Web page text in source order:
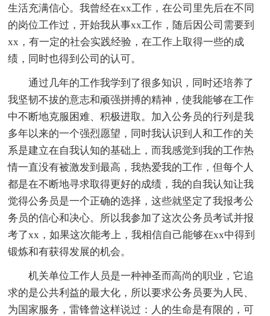
生活充满信心。我曾经在xx工作，在公司里先后在不同
的岗位工作过，开始我从事xx工作，随后因公司需要到
xx，有一定的社会实践经验，在工作上取得一些的成
绩，同时也得到公司的认可。
通过几年的工作我学到了很多知识，同时还培养了
我坚韧不拔的意志和顽强拼搏的精神，使我能够在工作
中不断地克服困难、积极进取。加入公务员的行列是我
多年以来的一个强烈愿望，同时我认识到人和工作的关
系是建立在自我认知的基础上，而我感觉到我的工作热
情一直没有被激发到最高，我热爱我的工作，但每个人
都是在不断地寻求取得更好的成绩，我的自我认知让我
觉得公务员是一个正确的选择，这些就坚定了我报考公
务员的信心和决心。所以我参加了这次公务员考试并报
考了xx，如果这次能考上，我相信自己能够在xx中得到
锻炼和有获得发展的机会。
机关单位工作人员是一种神圣而高尚的职业，它追
求的是公共利益的最大化，所以要求公务员要为人民、
为国家服务，雷锋曾这样说过：人的生命是有限的，可